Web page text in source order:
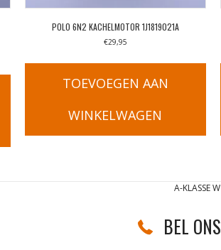
POLO 6N2 KACHELMOTOR 1J1819021A
€29,95
TOEVOEGEN AAN
WINKELWAGEN
A-KLASSE
BEL